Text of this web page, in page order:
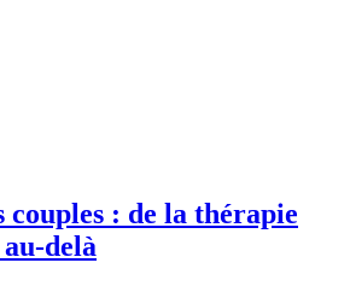
couples : de la thérapie
delà